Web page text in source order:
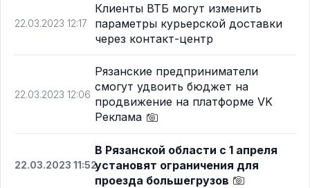
22.03.2023 12:17
Клиенты ВТБ могут изменить
параметры курьерской доставки
через контакт-центр
22.03.2023 12:06
Рязанские предприниматели
смогут удвоить бюджет на
продвижение на платформе VK
Реклама
22.03.2023 11:52
В Рязанской области с 1 апреля
установят ограничения для
проезда большегрузов